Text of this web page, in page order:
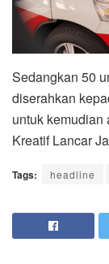
Sedangkan 50
diserahkan
untuk
Kreatif Lancar
Tags: headline